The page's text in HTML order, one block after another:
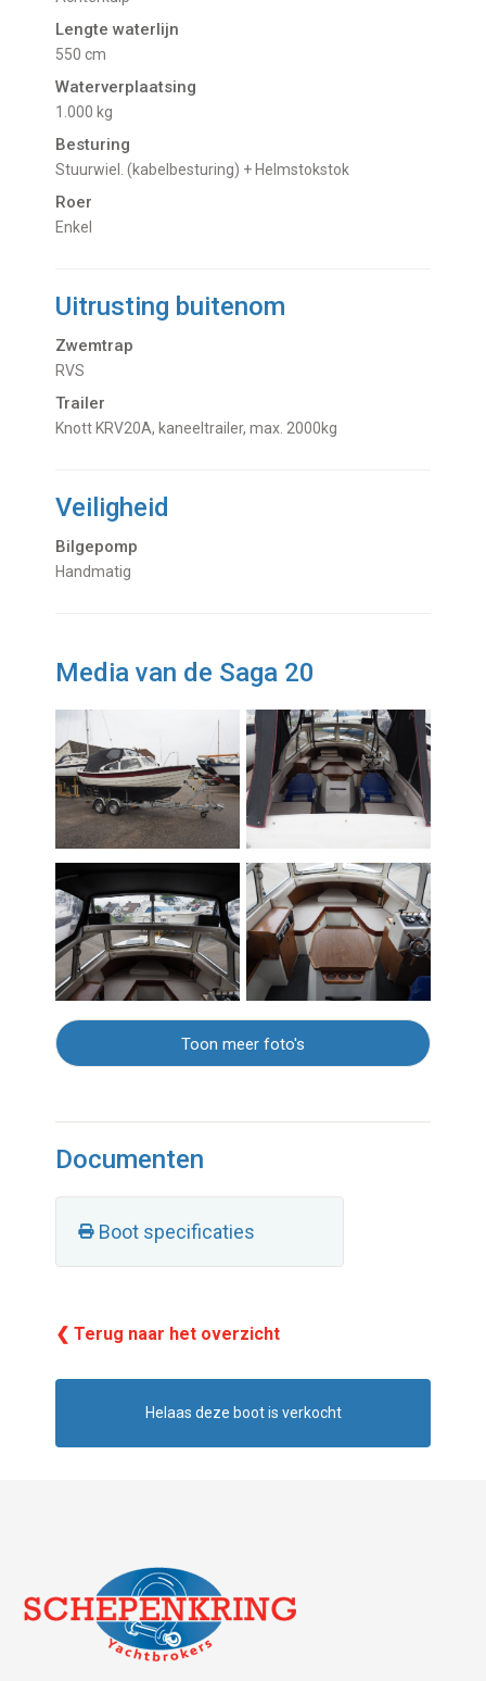
Lengte waterlijn
550 cm
Waterverplaatsing
1.000 kg
Besturing
Stuurwiel. (kabelbesturing) + Helmstokstok
Roer
Enkel
Uitrusting buitenom
Zwemtrap
RVS
Trailer
Knott KRV20A, kaneeltrailer, max. 2000kg
Veiligheid
Bilgepomp
Handmatig
Media van de Saga 20
Toon meer foto's
Documenten
Boot specificaties
❮ Terug naar het overzicht
Helaas deze boot is verkocht